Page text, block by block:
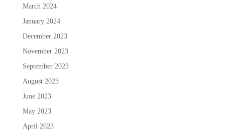
March 2024
January 2024
December 2023
November 2023
September 2023
August 2023
June 2023
May 2023
April 2023